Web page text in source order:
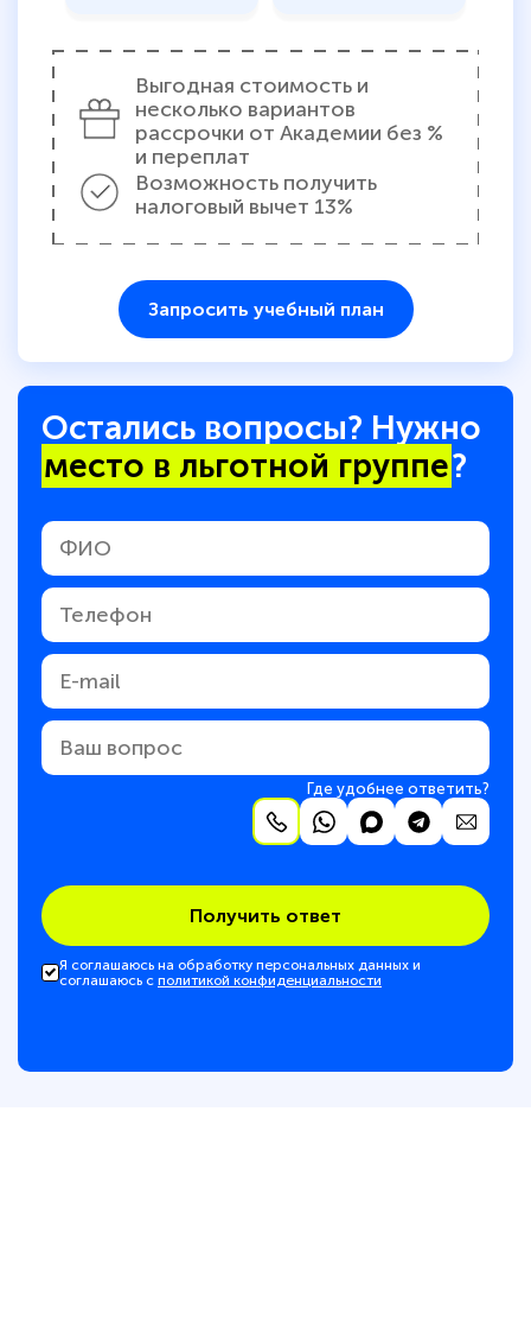
Выгодная стоимость и
несколько вариантов
рассрочки от Академии без %
и переплат
Возможность получить
налоговый вычет 13%
Запросить учебный план
Остались вопросы? Нужно
место в льготной группе?
Где удобнее ответить?
Получить ответ
Я соглашаюсь на обработку персональных данных и
соглашаюсь с политикой конфиденциальности